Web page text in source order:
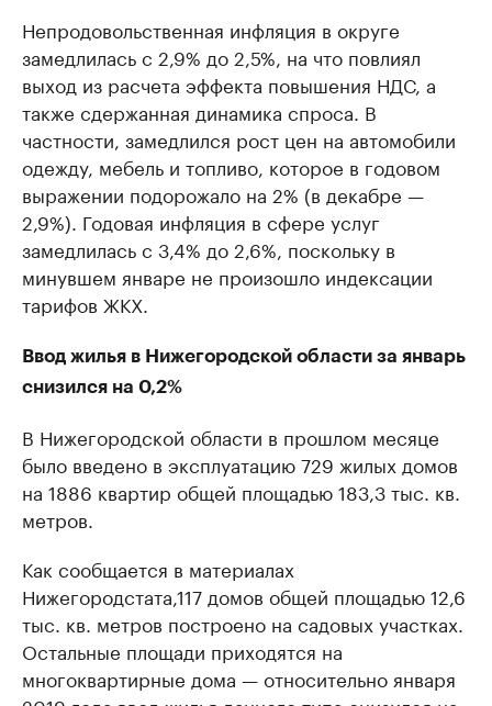
Непродовольственная инфляция в округе
замедлилась с 2,9% до 2,5%, на что повлиял
выход из расчета эффекта повышения НДС, а
также сдержанная динамика спроса. В
частности, замедлился рост цен на автомобили
одежду, мебель и топливо, которое в годовом
выражении подорожало на 2% (в декабре —
2,9%). Годовая инфляция в сфере услуг
замедлилась с 3,4% до 2,6%, поскольку в
минувшем январе не произошло индексации
тарифов ЖКХ.
Ввод жилья в Нижегородской области за январь
снизился на 0,2%
В Нижегородской области в прошлом месяце
было введено в эксплуатацию 729 жилых домов
на 1886 квартир общей площадью 183,3 тыс. кв.
метров.
Как сообщается в материалах
Нижегородстата,117 домов общей площадью 12,6
тыс. кв. метров построено на садовых участках.
Остальные площади приходятся на
многоквартирные дома — относительно января